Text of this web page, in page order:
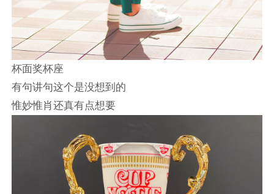
杯面奖杯座
有句讲句这个是没想到的
惟妙惟肖还真有点想要